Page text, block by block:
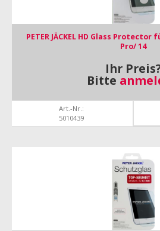
PETER JÄCKEL HD Glass Protector
Pro/ 14
Ihr
Bitte
Art.-Nr.:
5010439